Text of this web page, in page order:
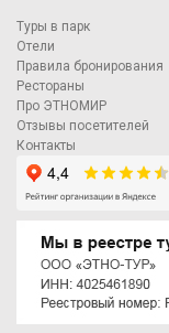
Туры в парк
Отели
Правила бронирования
Рестораны
Про ЭТНОМИР
Отзывы посетителей
Контакты